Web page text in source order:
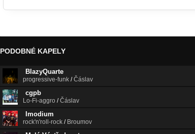
PODOBNÉ KAPELY
BlazyQuarte
progressive-funk /Čáslav
cgpb
Lo-Fi-aggro /Čáslav
Imodium
rock'n'roll-rock / Broumov